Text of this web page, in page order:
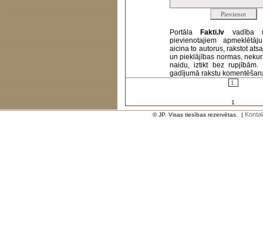
Portāla Fakti.lv vadība
pievienotajiem
aicina to autorus, rakstot
un pieklājības normas,
naidu, iztikt bez rupjībām.
gadījumā rakstu
1.
1
© JP. Visas tiesības rezervētas.
|